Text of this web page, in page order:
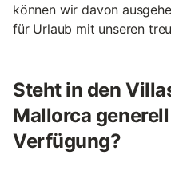
können wir davon
für Urlaub mit unseren
Steht in den
Mallorca
Verfügung?